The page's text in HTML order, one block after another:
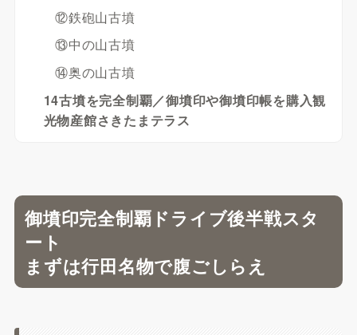
⑫鉄砲山古墳
⑬中の山古墳
⑭奥の山古墳
14古墳を完全制覇／御墳印や御墳印帳を購入観
光物産館さきたまテラス
御墳印完全制覇ドライブ後半戦スタ
ート
まずは行田名物で腹ごしらえ